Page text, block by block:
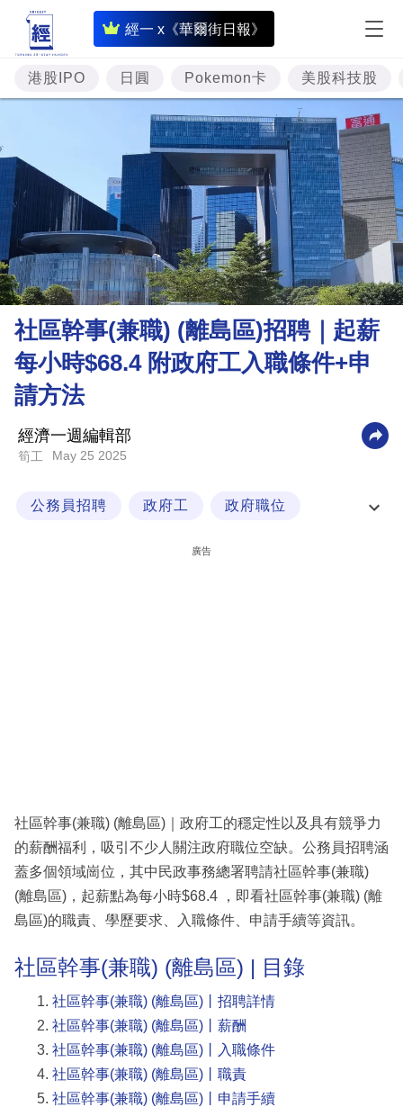
經一 x《華爾街日報》
即
時
財
經
題
投
資
樓
市
理
財
商
科
技
港股IPO 日圓 Pokemon卡 美股科技股
社區幹事(兼職) (離島區)招聘｜起薪
每小時$68.4 附政府工入職條件+申
請方法
經濟一週編輯部
筍工 May 25 2025
公務員招聘 政府工 政府職位
廣告
社區幹事(兼職) (離島區)｜政府工的穩定性以及具有競爭力
的薪酬福利，吸引不少人關注政府職位空缺。公務員招聘涵
蓋多個領域崗位，其中民政事務總署聘請社區幹事(兼職)
(離島區)，起薪點為每小時$68.4 ，即看社區幹事(兼職) (離
島區)的職責、學歷要求、入職條件、申請手續等資訊。
社區幹事(兼職) (離島區) | 目錄
社區幹事(兼職) (離島區)丨招聘詳情
社區幹事(兼職) (離島區)丨薪酬
社區幹事(兼職) (離島區)丨入職條件
社區幹事(兼職) (離島區)丨職責
社區幹事(兼職) (離島區)丨申請手續